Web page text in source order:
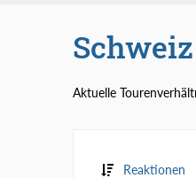
Schweiz
Aktuelle
Reaktionen